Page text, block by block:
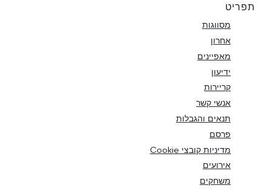
תפריט
מסווגות
אחרון
מאפיינים
ידיעון
קריירות
אנשי קשר
תנאים והגבלות
פרסם
מדיניות קובצי Cookie
אירועים
משחקים